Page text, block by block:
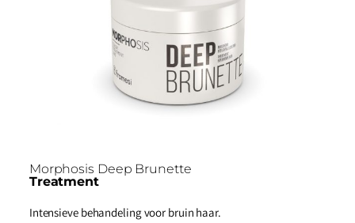
Morphosis Deep Brunette
Treatment
Intensieve behandeling voor bruin haar.